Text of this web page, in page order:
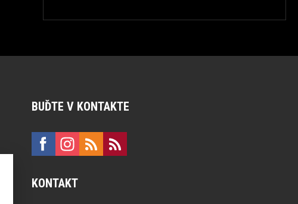
BUĎTE V KONTAKTE
KONTAKT